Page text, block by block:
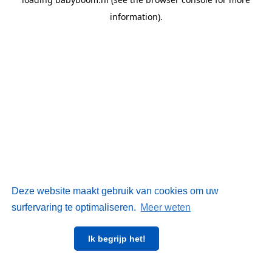
Deze website maakt gebruik van cookies om uw
surfervaring te optimaliseren. Meer weten
Ik begrijp het!
information).